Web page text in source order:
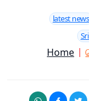
latest news
Home